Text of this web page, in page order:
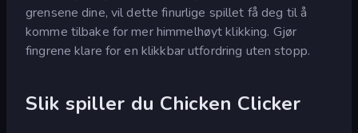
grensene dine, vil dette finurlige spillet få deg til å
komme tilbake for mer himmelhøyt klikking. Gjør
fingrene klare for en klikkbar utfordring uten stopp.
Slik spiller du Chicken Clicker